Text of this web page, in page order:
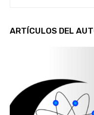
ARTÍCULOS DEL